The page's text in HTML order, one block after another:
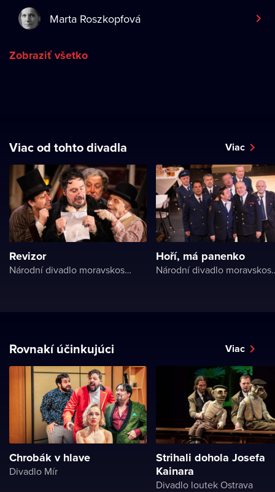
Marta Roszkopfová
Zobraziť všetko
Viac od tohto divadla Viac
Revizor
Národní divadlo moravskoslezské
Hoří, má panenko
Národní
Rovnakí účinkujúci Viac
Chrobák v hlave
Divadlo Mír
Strihali dohola Josefa
Kainara
Divadlo loutek Ostrava